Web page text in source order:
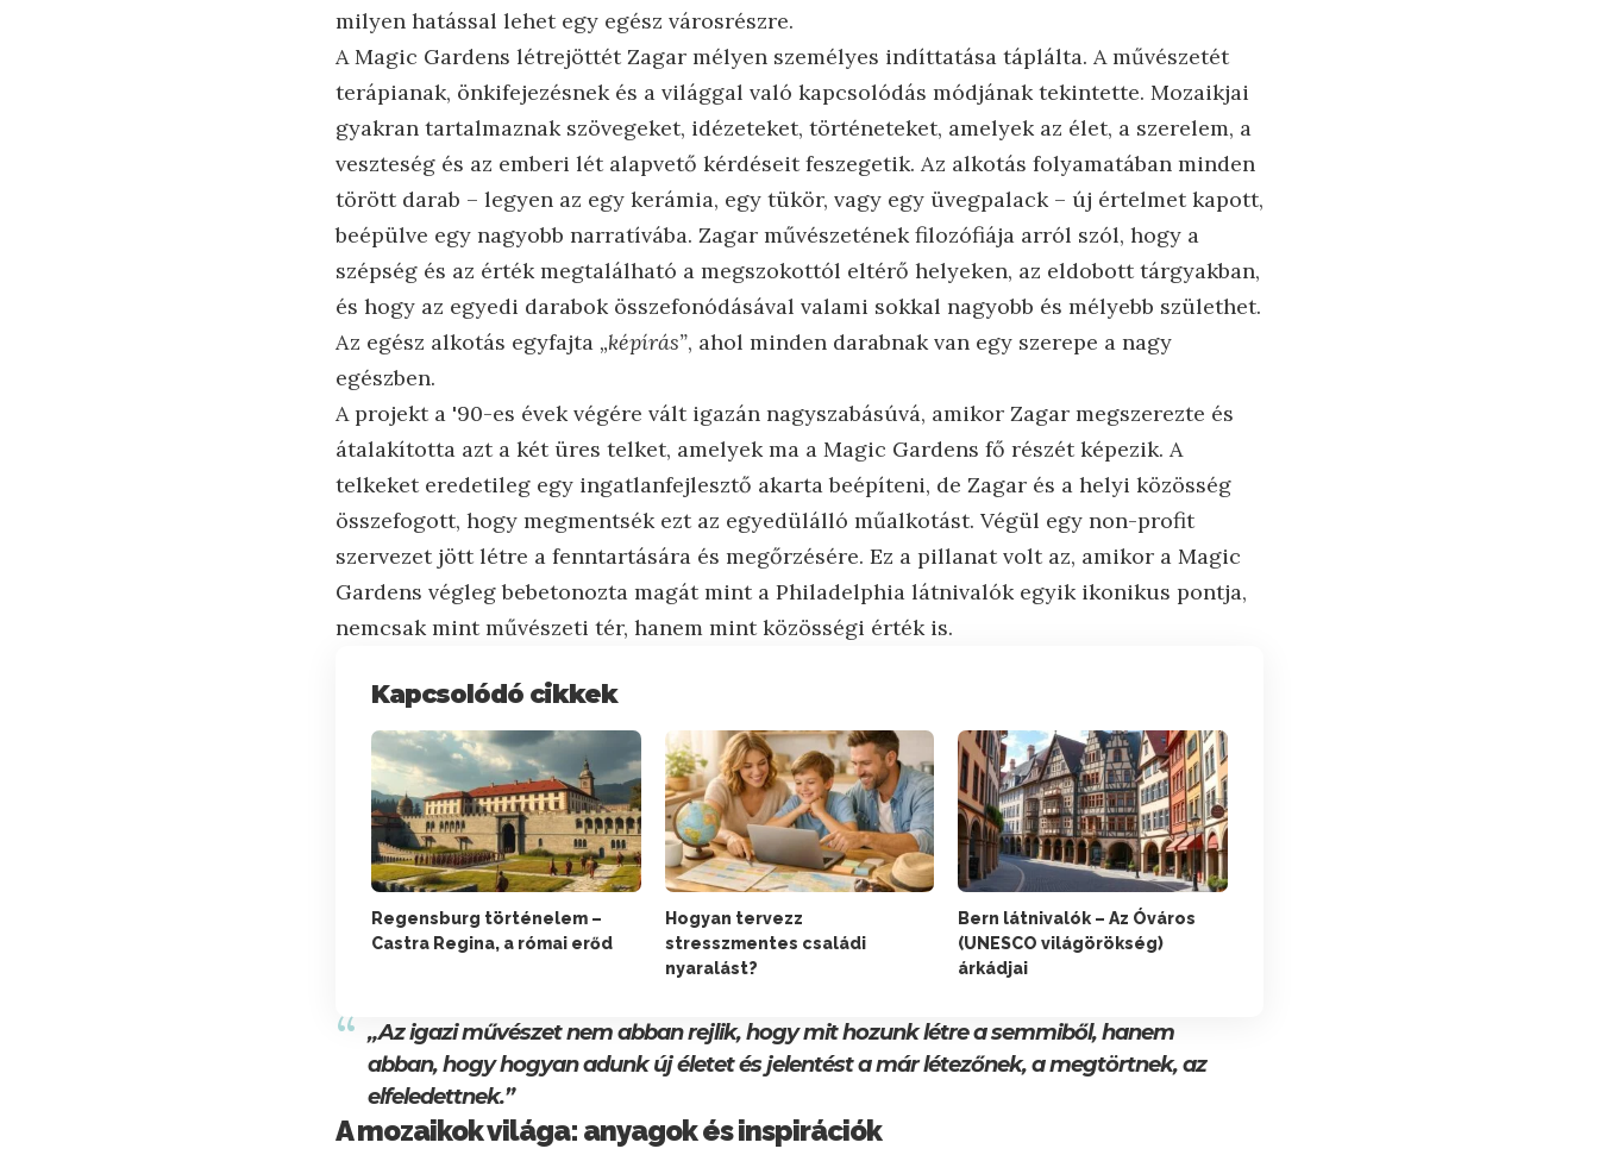
milyen hatással lehet egy egész városrészre.
A Magic Gardens létrejöttét Zagar mélyen személyes indíttatása táplálta. A művészetét
terápianak, önkifejezésnek és a világgal való kapcsolódás módjának tekintette. Mozaikjai
gyakran tartalmaznak szövegeket, idézeteket, történeteket, amelyek az élet, a szerelem, a
veszteség és az emberi lét alapvető kérdéseit feszegetik. Az alkotás folyamatában minden
törött darab – legyen az egy kerámia, egy tükör, vagy egy üvegpalack – új értelmet kapott,
beépülve egy nagyobb narratívába. Zagar művészetének filozófiája arról szól, hogy a
szépség és az érték megtalálható a megszokottól eltérő helyeken, az eldobott tárgyakban,
és hogy az egyedi darabok összefonódásával valami sokkal nagyobb és mélyebb születhet.
Az egész alkotás egyfajta „képírás”, ahol minden darabnak van egy szerepe a nagy
egészben.
A projekt a '90-es évek végére vált igazán nagyszabásúvá, amikor Zagar megszerezte és
átalakította azt a két üres telket, amelyek ma a Magic Gardens fő részét képezik. A
telkeket eredetileg egy ingatlanfejlesztő akarta beépíteni, de Zagar és a helyi közösség
összefogott, hogy megmentsék ezt az egyedülálló műalkotást. Végül egy non-profit
szervezet jött létre a fenntartására és megőrzésére. Ez a pillanat volt az, amikor a Magic
Gardens végleg bebetonozta magát mint a Philadelphia látnivalók egyik ikonikus pontja,
nemcsak mint művészeti tér, hanem mint közösségi érték is.
Kapcsolódó cikkek
Regensburg történelem –
Castra Regina, a római erőd
Hogyan tervezz
stresszmentes családi
nyaralást?
Bern látnivalók – Az Óváros
(UNESCO világörökség)
árkádjai
„Az igazi művészet nem abban rejlik, hogy mit hozunk létre a semmiből, hanem
abban, hogy hogyan adunk új életet és jelentést a már létezőnek, a megtörtnek, az
elfeledettnek.”
A mozaikok világa: anyagok és inspirációk